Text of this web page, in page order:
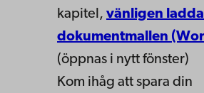
kapitel, vänligen
dokumentmallen
(öppnas i nytt fönster)
Kom ihåg att spara din